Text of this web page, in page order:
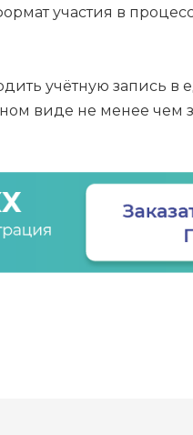
участия в
учётную запись в
виде не менее чем